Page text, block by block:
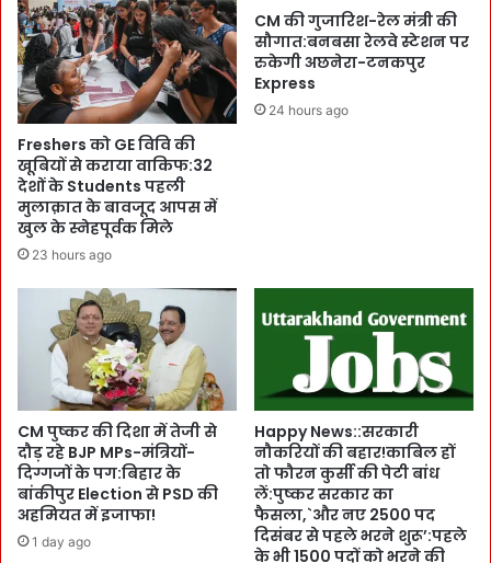
a
t
i
o
n
a
l
F
u
s
o
n
n
G
r
a
p
h
गी
:
पु
ष्क
र
स
र
का
र
की
A
v
जा
री
:
D
M
s
Freshers को GE विवि की
खूबियों से कराया वाकिफ:32
देशों के Students पहली
मुलाक़ात के बावजूद आपस में
खुल के स्नेहपूर्वक मिले
23 hours ago
CM की गुजारिश-रेल मंत्री की
सौगात:बनबसा रेलवे स्टेशन पर
रुकेगी अछनेरा-टनकपुर
Express
24 hours ago
CM पुष्कर की दिशा में तेजी से
दौड़ रहे BJP MPs-मंत्रियों-
दिग्गजों के पग:बिहार के
बांकीपुर Election से PSD की
अहमियत में इजाफा!
1 day ago
Happy News::सरकारी
नौकरियों की बहार!काबिल हों
तो फौरन कुर्सी की पेटी बांध
लें:पुष्कर सरकार का
फैसला,`और नए 2500 पद
दिसंबर से पहले भरने शुरू’:पहले
के भी 1500 पदों को भरने की